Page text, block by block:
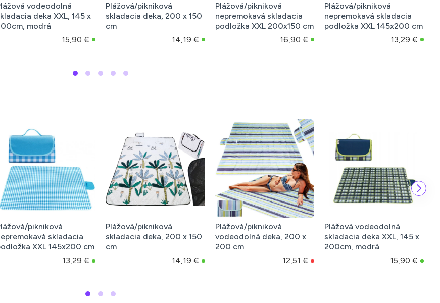
vodeodolná
deka XXL, 145 x
modrá
15,90 €
Plážová/pikniková
skladacia deka, 200 x 150
cm
14,19 €
Plážová/pikniková
nepremokavá skladacia
podložka XXL 200x150 cm
16,90 €
Plážová/pikniková
nepremokavá skladacia
podložka XXL 145x200 cm
13,29 €
200 x 150
Plážová/pikniková
vodeodolná deka, 200 x
200 cm
Plážová vodeodolná
skladacia deka XXL, 145 x
200cm, modrá
Pikniková deka 200x200
cm ALU
18,90 €
lehátko s